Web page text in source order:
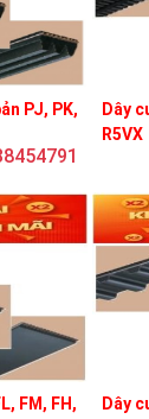
PJ, PK,
Dây
R5VX
FM, FH,
Dây